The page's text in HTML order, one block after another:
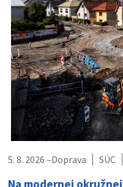
5. 8. 2026 –Doprava SÚC
Na modernej